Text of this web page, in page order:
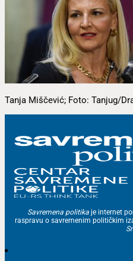
Tanja Miščević; Foto: Tanjug/
Savremena politika je internet
raspravu o savremenim političkim